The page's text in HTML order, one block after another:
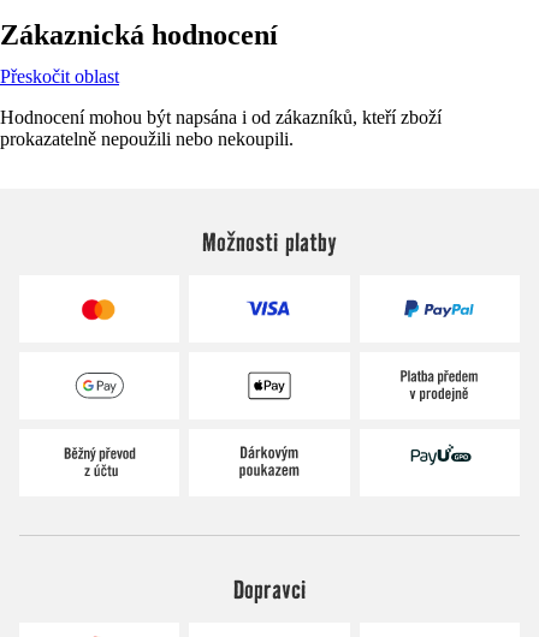
Zákaznická hodnocení
Přeskočit oblast
Hodnocení mohou být napsána i od zákazníků, kteří zboží
prokazatelně nepoužili nebo nekoupili.
Možnosti platby
Dopravci